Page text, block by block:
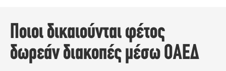
Ποιοι δικαιούνται φέτος
δωρεάν διακοπές μέσω ΟΑΕΔ